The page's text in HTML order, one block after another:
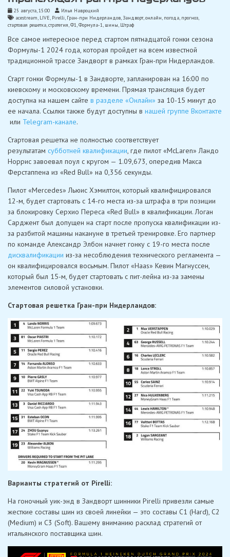
25 августа, 15:00
Илья Навроцкий
acestream, LIVE, Pirelli, Гран-при Нидерландов,Зандворт,онлайн, погода, прогноз
стартовая решетка,стратегия,Ф1,Формула-1, шины, Штраф
Все самое интересное перед стартом пятнадцатой гонки сезона
Формулы-1 2024 года, которая пройдет на всем известной
традиционной трассе Зандворт в рамках Гран-при Нидерландов.
Старт гонки Формулы-1 в Зандворте, запланирован на 16:00 по
киевскому и московскому времени. Прямая трансляция будет
доступна на нашем сайте в разделе «Онлайн» за 10-15 минут до
ее начала. Ссылки также будут доступны в нашей группе Вконтакте
или Telegram-канале.
Стартовая решетка не полностью соответствует
результатам субботней квалификации, где пилот «McLaren» Ландо
Норрис завоевал поул с кругом — 1.09,673, опередив Макса
Ферстаппена из «Red Bull» на 0,356 секунды.
Пилот «Mercedes» Льюис Хэмилтон, который квалифицировался
12-м, будет стартовать с 14-го места из-за штрафа в три позиции
за блокировку Серхио Переса «Red Bull» в квалификации. Логан
Сарджент был допущен на старт после пропуска квалификации из-
за разбитой машины накануне в третьей тренировке. Его партнер
по команде Александр Элбон начнет гонку с 19-го места после
дисквалификации из-за несоблюдения технического регламента —
он квалифицировался восьмым. Пилот «Haas» Кевин Магнуссен,
который был 15-м, будет стартовать с пит-лейна из-за замены
элементов силовой установки.
Стартовая решетка Гран-при Нидерландов:
Варианты стратегий от Pirelli:
На гоночный уик-энд в Зандворт шинники Pirelli привезли самые
жесткие составы шин из своей линейки — это составы С1 (Hard), С2
(Medium) и С3 (Soft). Вашему вниманию расклад стратегий от
итальянского поставщика шин.